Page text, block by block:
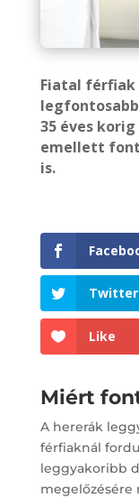
Fiatal férfiak
35 éves
emellett
is.
Twitter
Like
Miért
A hererák
férfiaknál
leggyakoribb
megelőzésére